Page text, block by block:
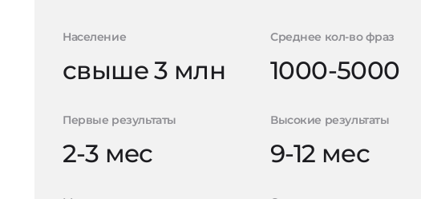
Население
свыше 3 млн
Среднее кол-во фраз
1000-5000
Первые результаты
2-3 мес
Высокие результаты
9-12 мес